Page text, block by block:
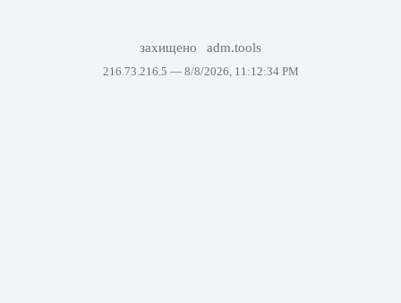
захищено adm.tools
216.73.216.5 — 8/8/2026, 11:12:34 PM